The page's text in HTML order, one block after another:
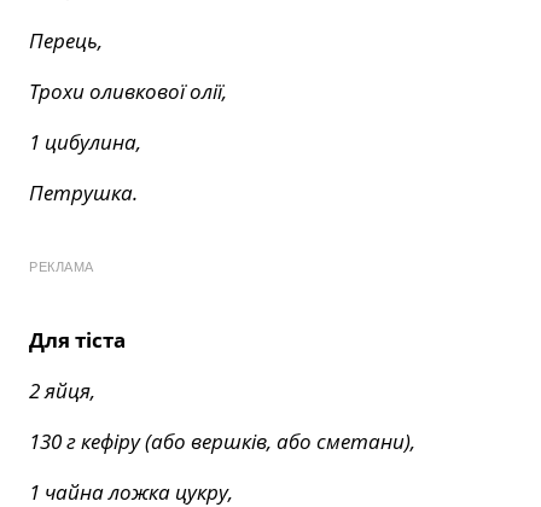
Перець,
Трохи оливкової олії,
1 цибулина,
Петрушка.
РЕКЛАМА
Для тіста
2 яйця,
130 г кефіру (або вершків, або сметани),
1 чайна ложка цукру,